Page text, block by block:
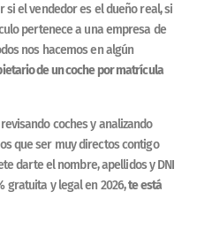
el vendedor es el dueño real, si
pertenece a una empresa de
nos hacemos en algún
de un coche por matrícula
coches y analizando
que ser muy directos contigo
darte el nombre, apellidos y DNI
gratuita y legal en 2026,te está